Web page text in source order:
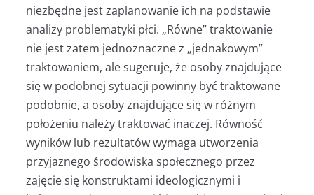
niezbędne jest zaplanowanie ich na podstawie
analizy problematyki płci. „Równe” traktowanie
nie jest zatem jednoznaczne z „jednakowym”
traktowaniem, ale sugeruje, że osoby znajdujące
się w podobnej sytuacji powinny być traktowane
podobnie, a osoby znajdujące się w różnym
położeniu należy traktować inaczej. Równość
wyników lub rezultatów wymaga utworzenia
przyjaznego środowiska społecznego przez
zajęcie się konstruktami ideologicznymi i